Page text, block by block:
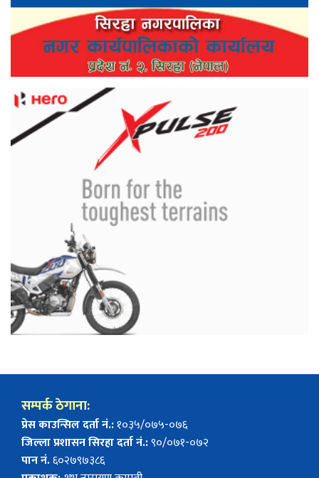
सम्पर्क ठेगाना:
प्रेस काउन्सिल दर्ता नं.:१०३५/०७५-०७६
जिल्ला प्रशासन सिरहा दर्ता नं.:९०/०७१-०७२
पान नं.६०२७९७३८६